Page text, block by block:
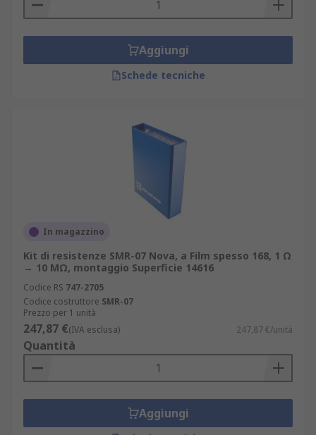
Aggiungi
Schede tecniche
In magazzino
Kit di resistenze SMR-07 Nova, a Film spesso 168, 1 Ω
→ 10 MΩ, montaggio Superficie 14616
Codice RS 747-2705
Codice costruttore SMR-07
Prezzo per 1 unità
247,87 €(IVA esclusa) 247,87 €/unità
Quantità
Aggiungi